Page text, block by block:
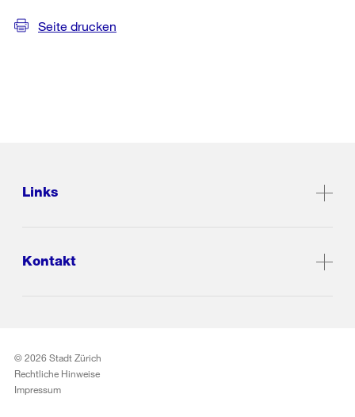
Seite drucken
Links
Kontakt
© 2026 Stadt Zürich
Rechtliche Hinweise
Impressum